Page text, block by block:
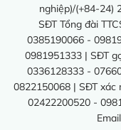
nghiệp)/(+84-24)
SĐT Tổng đài
0385190066 -
0981951333 | SĐT
0336128333 -
0822150068 | SĐT xác
02422200520 -